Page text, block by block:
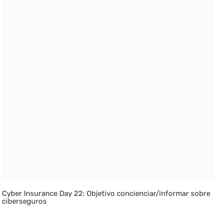
Cyber Insurance Day 22: Objetivo concienciar/informar sobre
ciberseguros